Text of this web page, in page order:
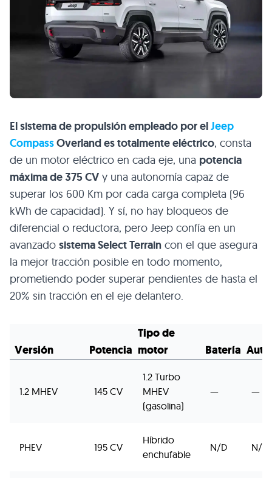
El sistema de propulsión empleado por elJeep
CompassOverland es totalmente eléctrico, consta
de un motor eléctrico en cada eje, una potencia
máxima de 375 CV y una autonomía capaz de
superar los 600 Km por cada carga completa (96
kWh de capacidad). Y sí, no hay bloqueos de
diferencial o reductora, pero Jeep confía en un
avanzado sistema Select Terrain con el que asegura
la mejor tracción posible en todo momento,
prometiendo poder superar pendientes de hasta el
20% sin tracción en el eje delantero.
Versión Potencia
Tipo de
motor
Batería
1.2 MHEV 145 CV
1.2 Turbo
MHEV
(gasolina)
— —
PHEV 195 CV
Híbrido
enchufable
N/D N/D